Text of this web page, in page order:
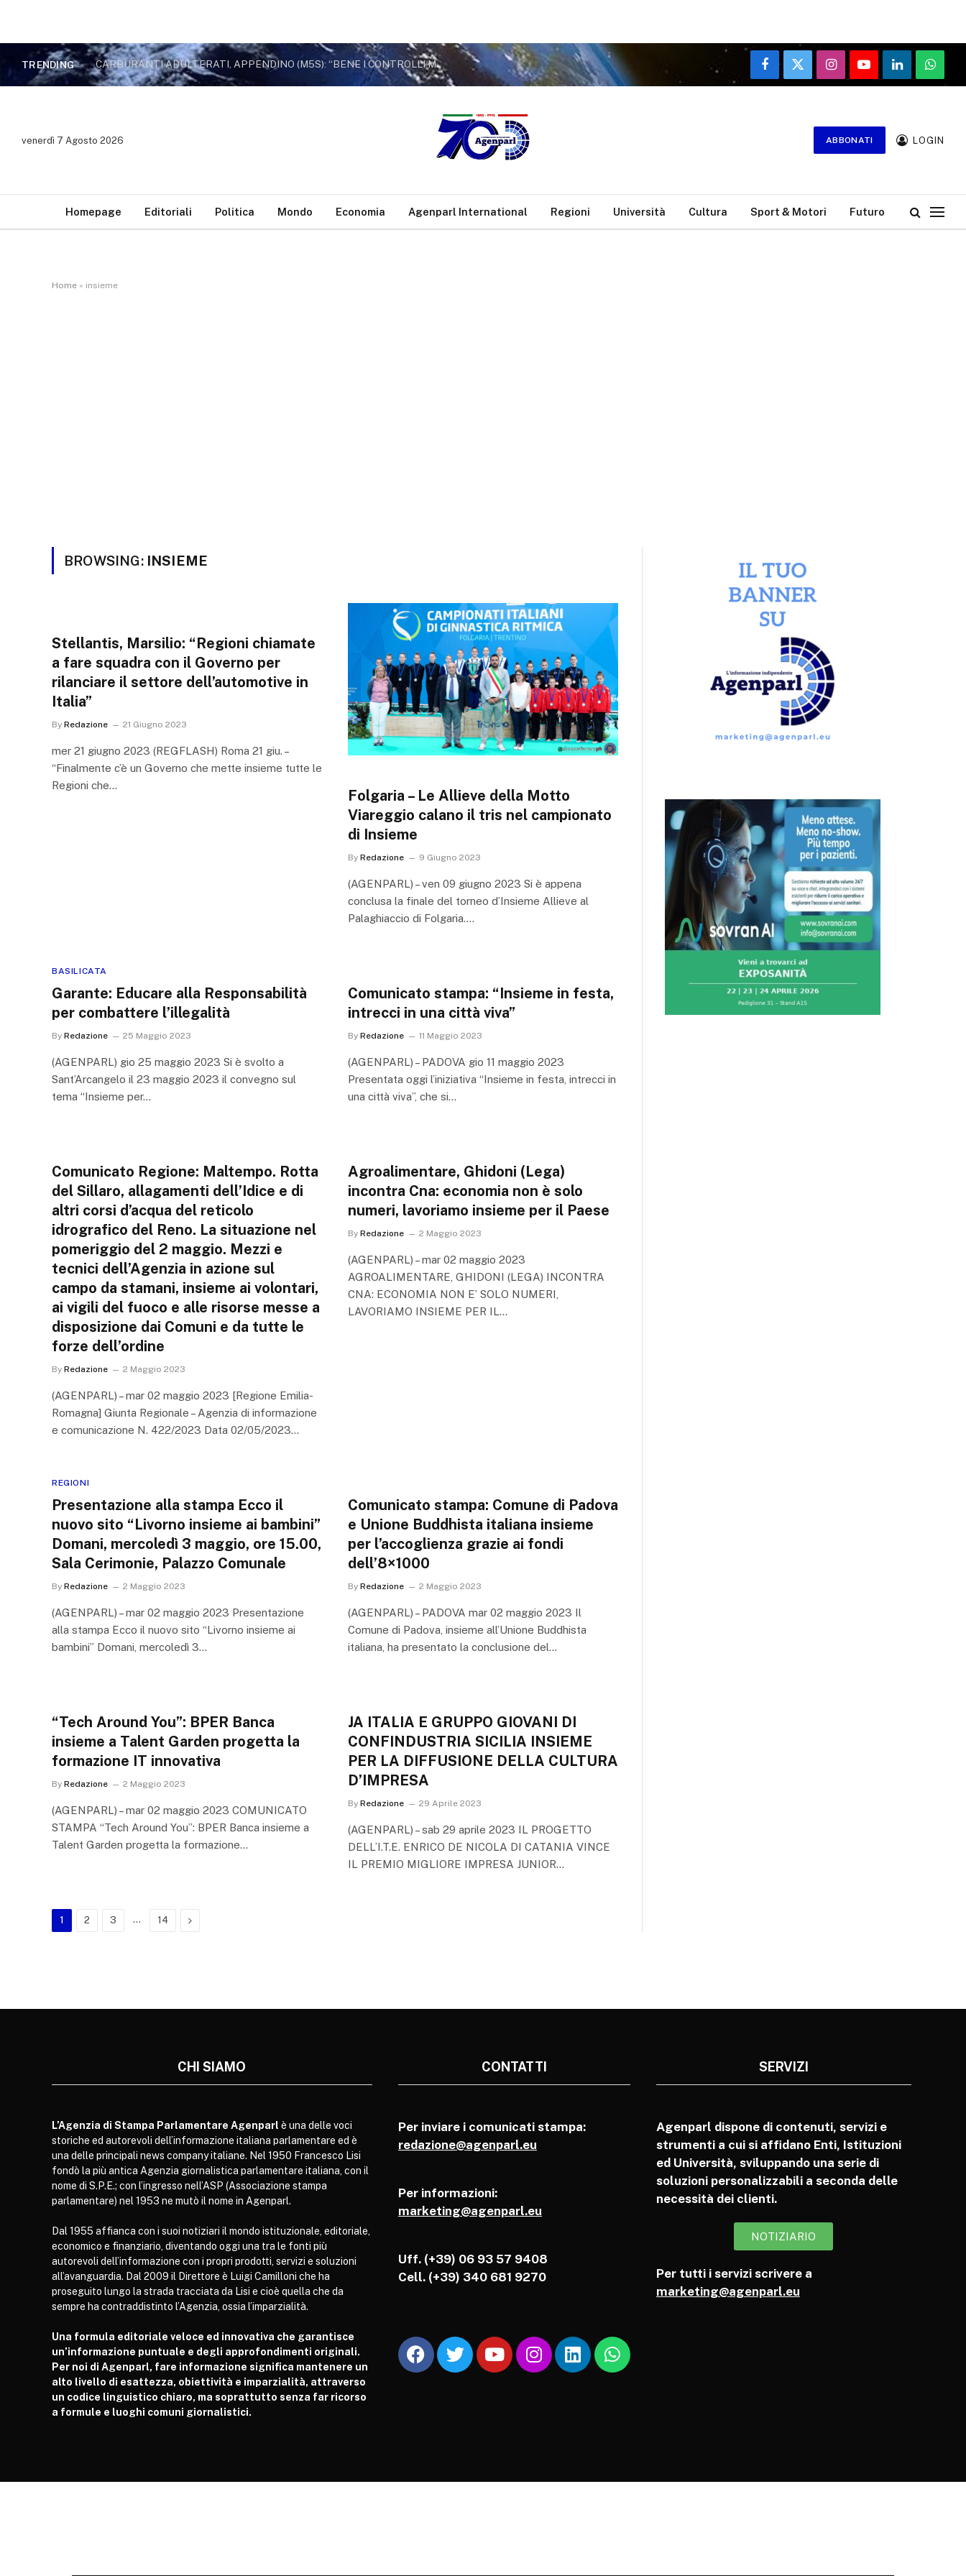
TRENDING CARBURANTI ADULTERATI, APPENDINO (M5S): “BENE I CONTROLLI MA URSO PENSI A TAGLIARE ACCISE
Facebook
X
(Twitter)
InstagramYouTubeLinkedIn
venerdì 7 Agosto 2026 ABBONATI LOGIN
Homepage Editoriali Politica Mondo Economia Agenparl International Regioni Università Cultura Sport & Motori Futuro
Home » insieme
BROWSING: INSIEME
Stellantis, Marsilio: “Regioni chiamate
a fare squadra con il Governo per
rilanciare il settore dell’automotive in
Italia”
By Redazione 21 Giugno 2023
mer 21 giugno 2023 (REGFLASH) Roma 21 giu. –
“Finalmente c’è un Governo che mette insieme tutte le
Regioni che…
Folgaria – Le Allieve della Motto
Viareggio calano il tris nel campionato
di Insieme
By Redazione 9 Giugno 2023
(AGENPARL) – ven 09 giugno 2023 Si è appena
conclusa la finale del torneo d’Insieme Allieve al
Palaghiaccio di Folgaria.…
BASILICATA
Garante: Educare alla Responsabilità
per combattere l’illegalità
By Redazione 25 Maggio 2023
(AGENPARL) gio 25 maggio 2023 Si è svolto a
Sant’Arcangelo il 23 maggio 2023 il convegno sul
tema “Insieme per…
Comunicato stampa: “Insieme in festa,
intrecci in una città viva”
By Redazione 11 Maggio 2023
(AGENPARL) – PADOVA gio 11 maggio 2023
Presentata oggi l’iniziativa “Insieme in festa, intrecci in
una città viva”, che si…
Comunicato Regione: Maltempo. Rotta
del Sillaro, allagamenti dell’Idice e di
altri corsi d’acqua del reticolo
idrografico del Reno. La situazione nel
pomeriggio del 2 maggio. Mezzi e
tecnici dell’Agenzia in azione sul
campo da stamani, insieme ai volontari,
ai vigili del fuoco e alle risorse messe a
disposizione dai Comuni e da tutte le
forze dell’ordine
By Redazione 2 Maggio 2023
(AGENPARL) – mar 02 maggio 2023 [Regione Emilia-
Romagna] Giunta Regionale – Agenzia di informazione
e comunicazione N. 422/2023 Data 02/05/2023…
Agroalimentare, Ghidoni (Lega)
incontra Cna: economia non è solo
numeri, lavoriamo insieme per il Paese
By Redazione 2 Maggio 2023
(AGENPARL) – mar 02 maggio 2023
AGROALIMENTARE, GHIDONI (LEGA) INCONTRA
CNA: ECONOMIA NON E’ SOLO NUMERI,
LAVORIAMO INSIEME PER IL…
REGIONI
Presentazione alla stampa Ecco il
nuovo sito “Livorno insieme ai bambini”
Domani, mercoledì 3 maggio, ore 15.00,
Sala Cerimonie, Palazzo Comunale
By Redazione 2 Maggio 2023
(AGENPARL) – mar 02 maggio 2023 Presentazione
alla stampa Ecco il nuovo sito “Livorno insieme ai
bambini” Domani, mercoledì 3…
Comunicato stampa: Comune di Padova
e Unione Buddhista italiana insieme
per l’accoglienza grazie ai fondi
dell’8×1000
By Redazione 2 Maggio 2023
(AGENPARL) – PADOVA mar 02 maggio 2023 Il
Comune di Padova, insieme all’Unione Buddhista
italiana, ha presentato la conclusione del…
“Tech Around You”: BPER Banca
insieme a Talent Garden progetta la
formazione IT innovativa
By Redazione 2 Maggio 2023
(AGENPARL) – mar 02 maggio 2023 COMUNICATO
STAMPA “Tech Around You”: BPER Banca insieme a
Talent Garden progetta la formazione…
JA ITALIA E GRUPPO GIOVANI DI
CONFINDUSTRIA SICILIA INSIEME
PER LA DIFFUSIONE DELLA CULTURA
D’IMPRESA
By Redazione 29 Aprile 2023
(AGENPARL) – sab 29 aprile 2023 IL PROGETTO
DELL’I.T.E. ENRICO DE NICOLA DI CATANIA VINCE
IL PREMIO MIGLIORE IMPRESA JUNIOR…
1 2 3 … 14 Next
CHI SIAMO
L’Agenzia di Stampa Parlamentare Agenparl è una delle voci
storiche ed autorevoli dell’informazione italiana parlamentare ed è
una delle principali news company italiane. Nel 1950 Francesco Lisi
fondò la più antica Agenzia giornalistica parlamentare italiana, con il
nome di S.P.E.; con l’ingresso nell’ASP (Associazione stampa
parlamentare) nel 1953 ne mutò il nome in Agenparl.
Dal 1955 affianca con i suoi notiziari il mondo istituzionale, editoriale,
economico e finanziario, diventando oggi una tra le fonti più
autorevoli dell’informazione con i propri prodotti, servizi e soluzioni
all’avanguardia. Dal 2009 il Direttore è Luigi Camilloni che ha
proseguito lungo la strada tracciata da Lisi e cioè quella che da
sempre ha contraddistinto l’Agenzia, ossia l’imparzialità.
Una formula editoriale veloce ed innovativa che garantisce
un’informazione puntuale e degli approfondimenti originali.
Per noi di Agenparl, fare informazione significa mantenere un
alto livello di esattezza, obiettività e imparzialità, attraverso
un codice linguistico chiaro, ma soprattutto senza far ricorso
a formule e luoghi comuni giornalistici.
CONTATTI
Per inviare i comunicati stampa:
redazione@agenparl.eu
Per informazioni:
marketing@agenparl.eu
Uff. (+39) 06 93 57 9408
Cell. (+39) 340 681 9270
SERVIZI
Agenparl dispone di contenuti, servizi e
strumenti a cui si affidano Enti, Istituzioni
ed Università, sviluppando una serie di
soluzioni personalizzabili a seconda delle
necessità dei clienti.
NOTIZIARIO
Per tutti i servizi scrivere a
marketing@agenparl.eu